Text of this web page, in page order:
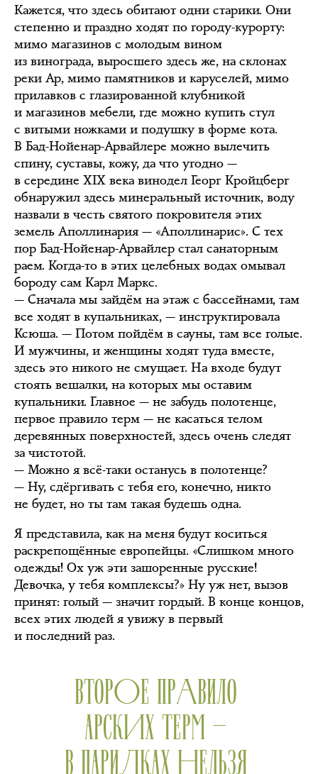
Кажется, что здесь обитают одни старики. Они
степенно и праздно ходят по городу-курорту:
мимо магазинов с молодым вином
из винограда, выросшего здесь же, на склонах
реки Ар, мимо памятников и каруселей, мимо
прилавков с глазированной клубникой
и магазинов мебели, где можно купить стул
с витыми ножками и подушку в форме кота.
В Бад-Нойенар-Арвайлере можно вылечить
спину, суставы, кожу, да что угодно —
в середине XIX века винодел Георг Кройцберг
обнаружил здесь минеральный источник, воду
назвали в честь святого покровителя этих
земель Аполлинария — «Аполлинарис». С тех
пор Бад-Нойенар-Арвайлер стал санаторным
раем. Когда-то в этих целебных водах омывал
бороду сам Карл Маркс.
— Сначала мы зайдём на этаж с бассейнами, там
все ходят в купальниках, — инструктировала
Ксюша. — Потом пойдём в сауны, там все голые.
И мужчины, и женщины ходят туда вместе,
здесь это никого не смущает. На входе будут
стоять вешалки, на которых мы оставим
купальники. Главное — не забудь полотенце,
первое правило терм — не касаться телом
деревянных поверхностей, здесь очень следят
за чистотой.
— Можно я всё-таки останусь в полотенце?
— Ну, сдёргивать с тебя его, конечно, никто
не будет, но ты там такая будешь одна.
Я представила, как на меня будут коситься
раскрепощённые европейцы. «Слишком много
одежды! Ох уж эти зашоренные русские!
Девочка, у тебя комплексы?» Ну уж нет, вызов
принят: голый — значит гордый. В конце концов,
всех этих людей я увижу в первый
и последний раз.
ВТОРОЕ ПРАВИЛО
АРСКИХ ТЕРМ —
В ПАРИЛКАХ НЕЛЬЗЯ